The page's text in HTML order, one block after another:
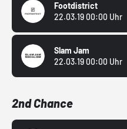
Footdistrict
22.03.19 00:00 Uhr
Slam Jam
22.03.19 00:00 Uhr
2nd Chance